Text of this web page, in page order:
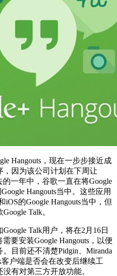
Hangouts，现在一步步接近成
因为该公司计划在下周让
一年中，谷歌一直在将Google
Hangouts当中。这些应用
的Google Hangouts当中，但
Talk。
Talk用户，将在2月16日
要安装Google Hangouts，以便
目前还不清楚Pidgin、Miranda
户端是否会在改变后继续工
没有对第三方开放功能。